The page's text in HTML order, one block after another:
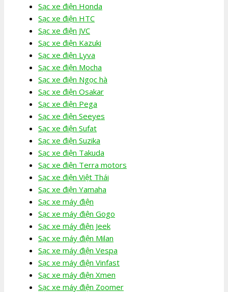
Sạc xe điện Honda
Sạc xe điện HTC
Sạc xe điện JVC
Sạc xe điện Kazuki
Sạc xe điện Lyva
Sạc xe điện Mocha
Sạc xe điện Ngọc hà
Sạc xe điện Osakar
Sạc xe điện Pega
Sạc xe điện Seeyes
Sạc xe điện Sufat
Sạc xe điện Suzika
Sạc xe điện Takuda
Sạc xe điện Terra motors
Sạc xe điện Việt Thái
Sạc xe điện Yamaha
Sạc xe máy điện
Sạc xe máy điện Gogo
Sạc xe máy điện Jeek
Sạc xe máy điện Milan
Sạc xe máy điện Vespa
Sạc xe máy điện Vinfast
Sạc xe máy điện Xmen
Sạc xe máy điện Zoomer